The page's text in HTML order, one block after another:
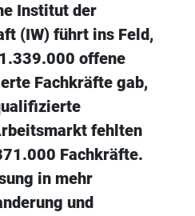
Institut der
(IW) führt ins Feld,
offene
Fachkräfte gab,
fehlten
Fachkräfte.
in mehr
und